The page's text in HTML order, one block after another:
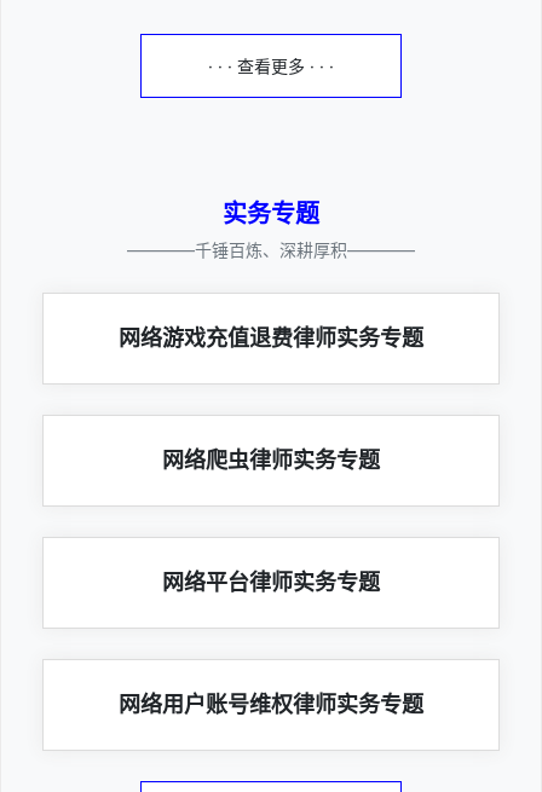
· · · 查看更多 · · ·
实务专题
————千锤百炼、深耕厚积————
网络游戏充值退费律师实务专题
网络爬虫律师实务专题
网络平台律师实务专题
网络用户账号维权律师实务专题